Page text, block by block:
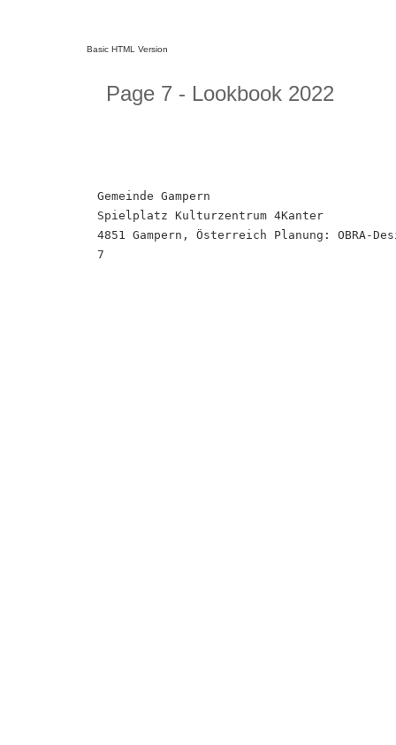
Basic HTML Version
Page 7 - Lookbook 2022
Gemeinde Gampern
Spielplatz Kulturzentrum 4Kanter
4851 Gampern, Österreich Planung: OBRA-
7